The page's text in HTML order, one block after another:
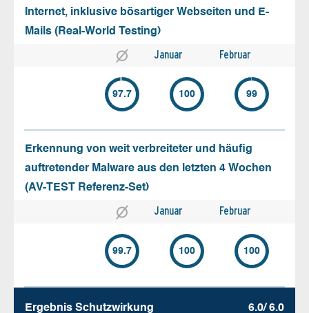
Internet, inklusive bösartiger Webseiten und E-
Mails (Real-World Testing)
Januar Februar
97.7 100 99
Erkennung von weit verbreiteter und häufig
auftretender Malware aus den letzten 4 Wochen
(AV-TEST Referenz-Set)
Januar Februar
99.7 100 100
Ergebnis Schutz­wirkung 6.0/ 6.0